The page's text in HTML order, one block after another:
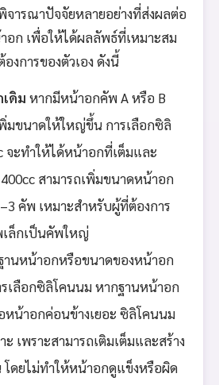
ารณาปัจจัยหลายอย่างที่ส่งผลต่อ
อก เพื่อให้ได้ผลลัพธ์ที่เหมาะสม
งการของตัวเอง ดังนี้
ดิม หากมีหน้าอกคัพ A หรือ B
มขนาดให้ใหญ่ขึ้น การเลือกซิลิ
จะทำให้ได้หน้าอกที่เต็มและ
สามารถเพิ่มขนาดหน้าอก
คัพ เหมาะสำหรับผู้ที่ต้องการ
ล็กเป็นคัพใหญ่
านหน้าอกหรือขนาดของหน้าอก
เลือกซิลิโคนนม หากฐานหน้าอก
หน้าอกค่อนข้างเยอะ ซิลิโคนนม
ะ เพราะสามารถเติมเต็มและสร้าง
โดยไม่ทำให้หน้าอกดูแข็งหรือผิด